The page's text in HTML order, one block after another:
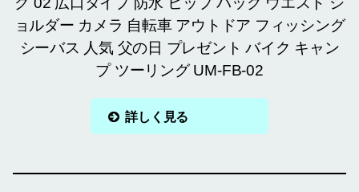
ョルダー カメラ 自転車 アウトドア フィッシング
シーバス 人気 父の日 プレゼント バイク キャン
プ ツーリング UM-FB-02
詳しく見る